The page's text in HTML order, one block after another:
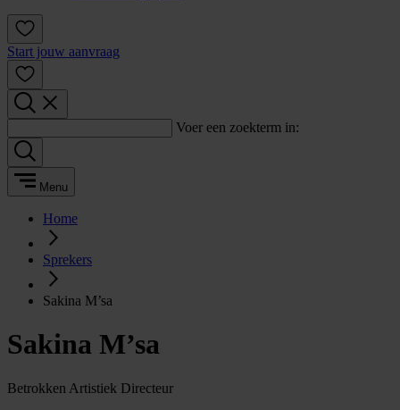
Start jouw aanvraag
Voer een zoekterm in:
Menu
Home
Sprekers
Sakina M’sa
Sakina M’sa
Betrokken Artistiek Directeur